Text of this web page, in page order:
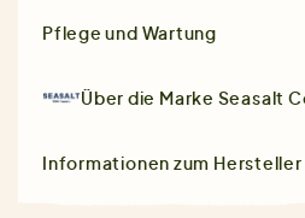
Pflege und Wartung
Über die Marke Seasalt
Informationen zum Hersteller